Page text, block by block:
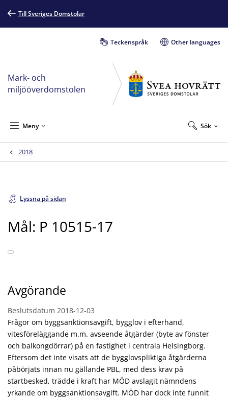
Till Sveriges Domstolar
Teckenspråk Other languages
Mark- och
miljööverdomstolen
Sök
Meny
2018
Lyssna på sidan
Mål: P 10515-17
Avgörande
Beslutsdatum 2018-12-03
Frågor om byggsanktionsavgift, bygglov i efterhand,
vitesföreläggande m.m. avseende åtgärder (byte av fönster
och balkongdörrar) på en fastighet i centrala Helsingborg.
Eftersom det inte visats att de bygglovspliktiga åtgärderna
påbörjats innan nu gällande PBL, med dess krav på
startbesked, trädde i kraft har MÖD avslagit nämndens
yrkande om byggsanktionsavgift. MÖD har dock inte funnit